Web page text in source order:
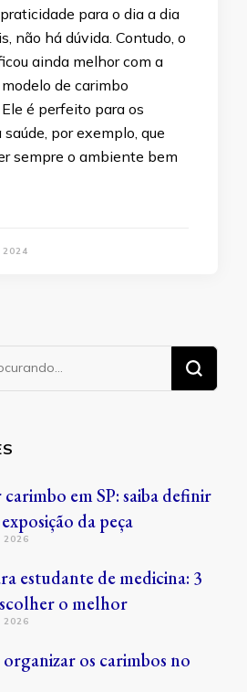
para o dia a dia
não há dúvida. Contudo, o
ainda melhor com a
de carimbo
é perfeito para os
por exemplo, que
sempre o ambiente bem
2024
em SP: saiba definir
da peça
estudante de medicina: 3
o melhor
organizar os carimbos no